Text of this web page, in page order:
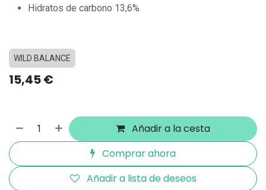
Hidratos de carbono 13,6%
WILD BALANCE
15,45€
Añadir a la cesta
Comprar ahora
Añadir a lista de deseos